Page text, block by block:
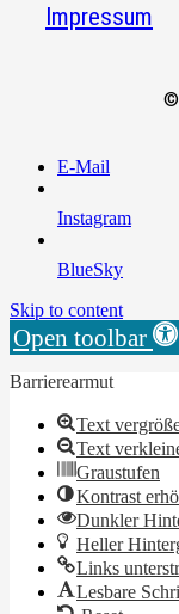
Impressum
©
E-Mail
Instagram
BlueSky
Skip to content
Open toolbar
Barrierearmut
Text
Text
Graustufen
Kontrast
Dunkler
Heller
Links
Lesbare